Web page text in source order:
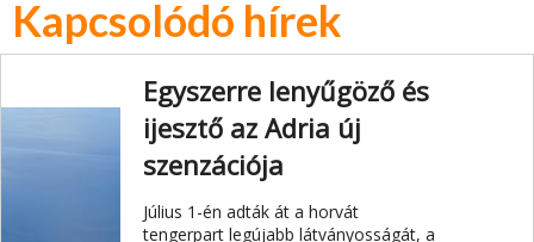
Kapcsolódó hírek
Egyszerre lenyűgöző és
ijesztő az Adria új
szenzációja
Július 1-én adták át a horvát
tengerpart legújabb látványosságát, a